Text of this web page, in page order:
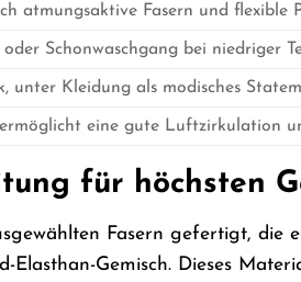
atmungsaktive Fasern und flexible
oder Schonwaschgang bei niedriger
unter Kleidung als modisches
eine gute Luftzirkulation
für höchsten
Fasern gefertigt, die
Elasthan-Gemisch. Dieses